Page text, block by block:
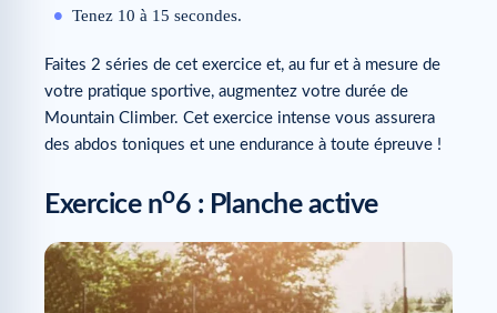
Tenez 10 à 15 secondes.
Faites 2 séries de cet exercice et, au fur et à mesure de
votre pratique sportive, augmentez votre durée de
Mountain Climber. Cet exercice intense vous assurera
des abdos toniques et une endurance à toute épreuve !
Exercice no6 : Planche active